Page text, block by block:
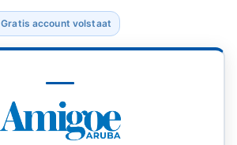
Gratis account volstaat